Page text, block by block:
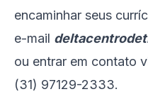
encaminhar seus
e-mail
ou entrar em contato
(31) 97129-2333.